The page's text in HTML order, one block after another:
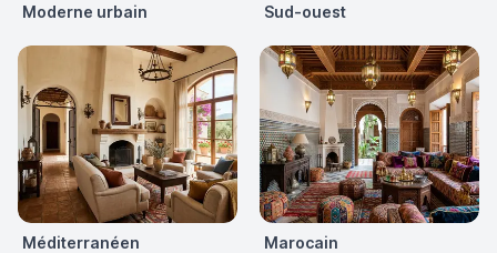
Moderne urbain Sud-ouest
Méditerranéen Marocain